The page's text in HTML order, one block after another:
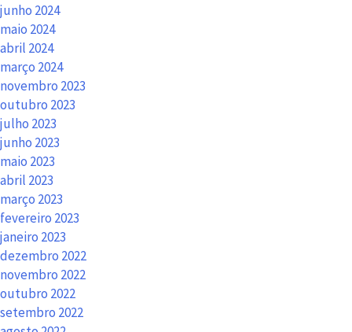
junho 2024
maio 2024
abril 2024
março 2024
novembro 2023
outubro 2023
julho 2023
junho 2023
maio 2023
abril 2023
março 2023
fevereiro 2023
janeiro 2023
dezembro 2022
novembro 2022
outubro 2022
setembro 2022